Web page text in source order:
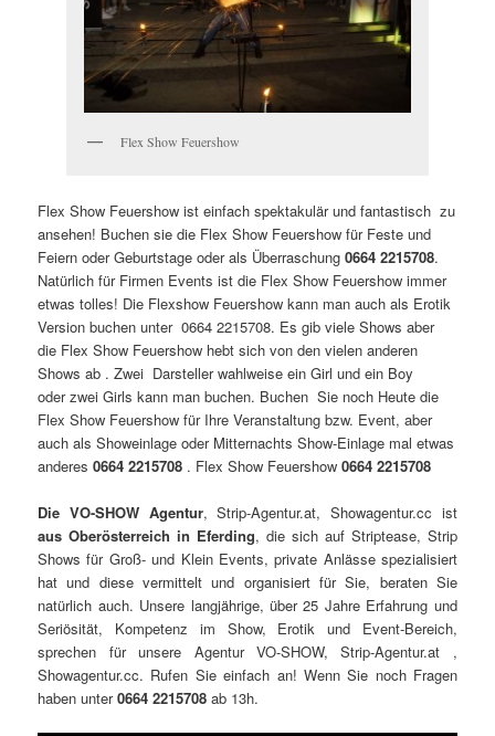
Flex Show Feuershow
Flex Show Feuershow ist einfach spektakulär und fantastisch zu
ansehen! Buchen sie die Flex Show Feuershow für Feste und
Feiern oder Geburtstage oder als Überraschung0664 2215708.
Natürlich für Firmen Events ist die Flex Show Feuershow immer
etwas tolles! Die Flexshow Feuershow kann man auch als Erotik
Version buchen unter 0664 2215708. Es gib viele Shows aber
die Flex Show Feuershow hebt sich von den vielen anderen
Shows ab . Zwei Darsteller wahlweise ein Girl und ein Boy
oder zwei Girls kann man buchen. Buchen Sie noch Heute die
Flex Show Feuershow für Ihre Veranstaltung bzw. Event, aber
auch als Showeinlage oder Mitternachts Show-Einlage mal etwas
anderes0664 2215708 . Flex Show Feuershow0664 2215708
Die VO-SHOW Agentur, Strip-Agentur.at, Showagentur.cc ist
aus Oberösterreich in Eferding, die sich auf Striptease, Strip
Shows für Groß- und Klein Events, private Anlässe spezialisiert
hat und diese vermittelt und organisiert für Sie, beraten Sie
natürlich auch. Unsere langjährige, über 25 Jahre Erfahrung und
Seriösität, Kompetenz im Show, Erotik und Event-Bereich,
sprechen für unsere Agentur VO-SHOW, Strip-Agentur.at ,
Showagentur.cc. Rufen Sie einfach an! Wenn Sie noch Fragen
haben unter0664 2215708 ab 13h.